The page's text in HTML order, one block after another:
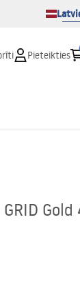
Pieteikties
Gold